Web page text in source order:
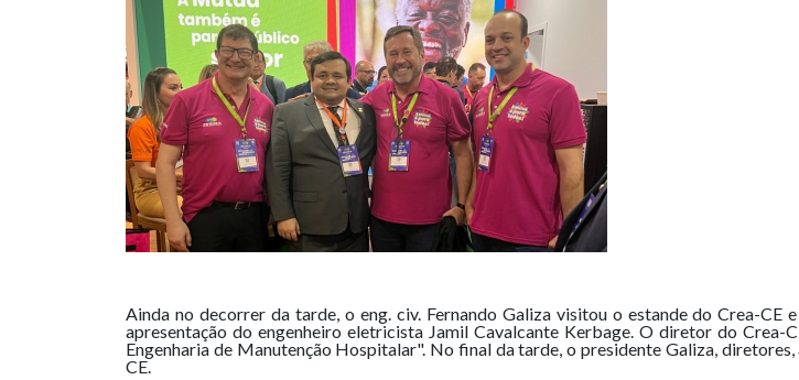
Ainda no decorrer da tarde, o eng. civ. Fernando Galiza visitou o estande do Crea-CE
apresentação do engenheiro eletricista Jamil Cavalcante Kerbage. O diretor do
Engenharia de Manutenção Hospitalar". No final da tarde, o presidente Galiza,
CE.